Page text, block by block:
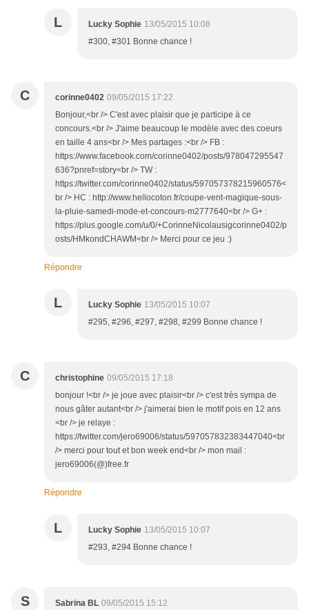
L Lucky Sophie 13/05/2015 10:08
#300, #301 Bonne chance !
C corinne0402 09/05/2015 17:22
Bonjour,<br /> C'est avec plaisir que je participe à ce
concours.<br /> J'aime beaucoup le modèle avec des coeurs
en taille 4 ans<br /> Mes partages :<br /> FB :
https://www.facebook.com/corinne0402/posts/978047295547
636?pnref=story<br /> TW :
https://twitter.com/corinne0402/status/597057378215960576<
br /> HC : http://www.hellocoton.fr/coupe-vent-magique-sous-
la-pluie-samedi-mode-et-concours-m2777640<br /> G+ :
https://plus.google.com/u/0/+CorinneNicolausigcorinne0402/p
osts/HMkondCHAWM<br /> Merci pour ce jeu :)
Répondre
L Lucky Sophie 13/05/2015 10:07
#295, #296, #297, #298, #299 Bonne chance !
C christophine 09/05/2015 17:18
bonjour !<br /> je joue avec plaisir<br /> c'est très sympa de
nous gâter autant<br /> j'aimerai bien le motif pois en 12 ans
<br /> je relaye :
https://twitter.com/jero69006/status/597057832383447040<br
/> merci pour tout et bon week end<br /> mon mail :
jero69006(@)free.fr
Répondre
L Lucky Sophie 13/05/2015 10:07
#293, #294 Bonne chance !
S Sabrina BL 09/05/2015 15:12